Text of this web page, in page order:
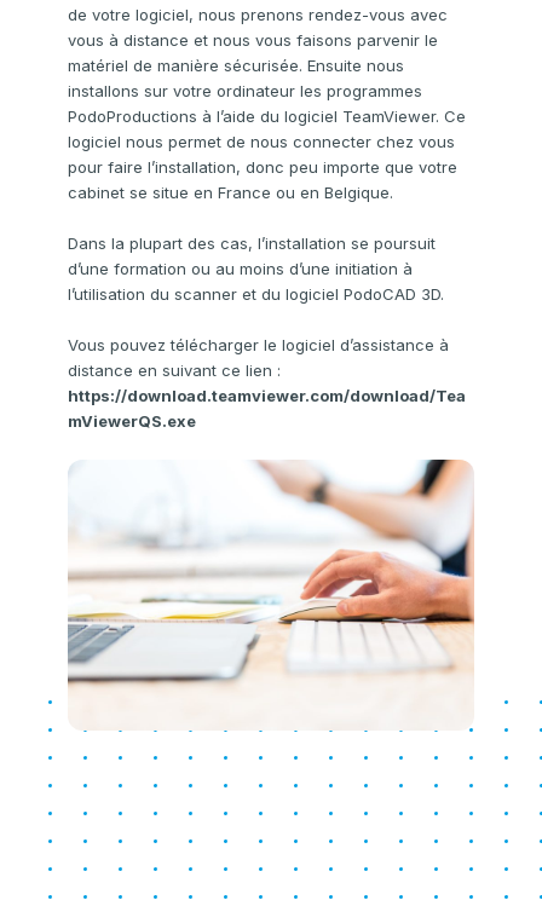
de votre logiciel, nous prenons rendez-vous avec
vous à distance et nous vous faisons parvenir le
matériel de manière sécurisée. Ensuite nous
installons sur votre ordinateur les programmes
PodoProductions à l’aide du logiciel TeamViewer. Ce
logiciel nous permet de nous connecter chez vous
pour faire l’installation, donc peu importe que votre
cabinet se situe en France ou en Belgique.
Dans la plupart des cas, l’installation se poursuit
d’une formation ou au moins d’une initiation à
l’utilisation du scanner et du logiciel PodoCAD 3D.
Vous pouvez télécharger le logiciel d’assistance à
distance en suivant ce lien :
https://download.teamviewer.com/download/Tea
mViewerQS.exe